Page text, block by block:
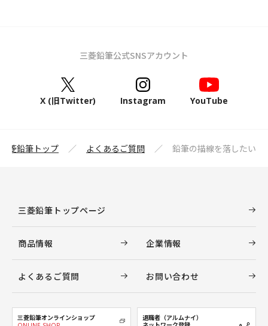
三菱鉛筆公式SNSアカウント
X (旧Twitter) Instagram YouTube
三菱鉛筆トップ よくあるご質問 鉛筆の描線を落したい
三菱鉛筆トップページ
商品情報 企業情報
よくあるご質問 お問い合わせ
三菱鉛筆オンラインショップ
退職者（アルムナイ）